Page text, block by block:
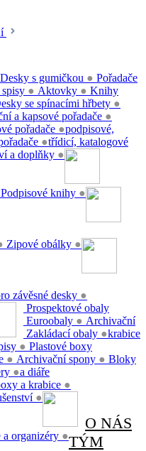
Desky s gumičkou ●
● Aktovky ●
se spínacími hřbety ●
Pořadače
a kapsové pořadače ●
pořadače ●
●
a doplňky ●
Knihy
podpisové,
třídicí, katalogové
Podpisové knihy ●
Zipové obálky ●
závěsné desky ●
Prospektové obaly
Euroobaly ●
Zakládací obaly ●
Archivační
krabice
●
● Archivační spony ●
Plastové boxy
●
a krabice ●
●
Bloky
a diáře
a organizéry ●
O NÁS
TÝM